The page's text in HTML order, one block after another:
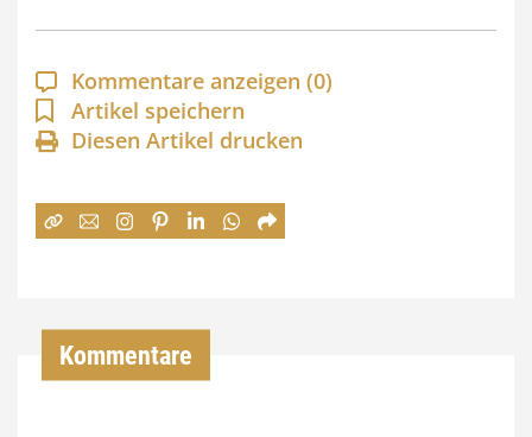
p
a
n
n
:
Kommentare anzeigen (0)
Artikel speichern
Diesen Artikel drucken
Kommentare